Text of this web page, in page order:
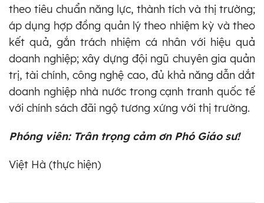
theo tiêu chuẩn năng lực, thành tích và thị trường;
áp dụng hợp đồng quản lý theo nhiệm kỳ và theo
kết quả, gắn trách nhiệm cá nhân với hiệu quả
doanh nghiệp; xây dựng đội ngũ chuyên gia quản
trị, tài chính, công nghệ cao, đủ khả năng dẫn dắt
doanh nghiệp nhà nước trong cạnh tranh quốc tế
với chính sách đãi ngộ tương xứng với thị trường.
Phóng viên: Trân trọng cảm ơn Phó Giáo sư!
Việt Hà (thực hiện)